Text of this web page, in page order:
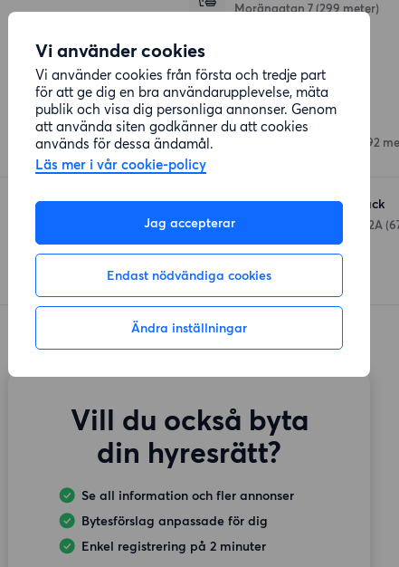
Vi använder cookies
Vi använder cookies från första och tredje part
för att ge dig en bra användarupplevelse, mäta
publik och visa dig personliga annonser. Genom
att använda siten godkänner du att cookies
används för dessa ändamål.
Läs mer i vår cookie-policy
Jag accepterar
Endast nödvändiga cookies
Ändra inställningar
Morängatan 7 (299 meter)
Affärer
Coop Munkebäckstorg
(592
ICA Kvantum Munkebäck
Lilla Munkebäcksgatan 2A
Vill du också byta
din hyresrätt?
Se all information och fler annonser
Bytesförslag anpassade för dig
Enkel registrering på 2 minuter